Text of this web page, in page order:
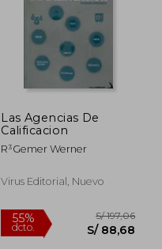
Las Agencias De
Calificacion
R³Gemer Werner
Virus Editorial, Nuevo